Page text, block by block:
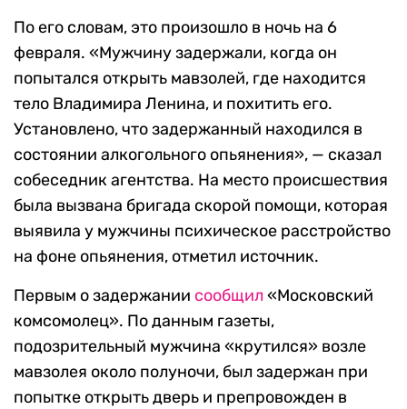
По его словам, это произошло в ночь на 6
февраля. «Мужчину задержали, когда он
попытался открыть мавзолей, где находится
тело Владимира Ленина, и похитить его.
Установлено, что задержанный находился в
состоянии алкогольного опьянения», — сказал
собеседник агентства. На место происшествия
была вызвана бригада скорой помощи, которая
выявила у мужчины психическое расстройство
на фоне опьянения, отметил источник.
Первым о задержании сообщил «Московский
комсомолец». По данным газеты,
подозрительный мужчина «крутился» возле
мавзолея около полуночи, был задержан при
попытке открыть дверь и препровожден в